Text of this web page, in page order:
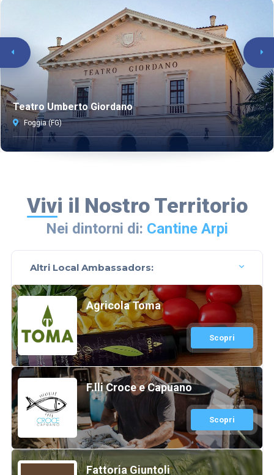
Teatro Umberto Giordano
Foggia (FG)
Vivi il Nostro Territorio
Nei dintorni di: Cantine Arpi
Altri Local Ambassadors:
Agricola Toma
Scopri
F.lli Croce e Capuano
Scopri
Fattoria Giuntoli